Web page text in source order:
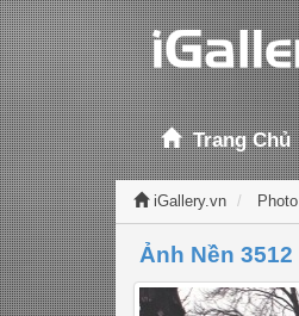
Trang Chủ
iGallery.vn Photo
Ảnh Nền 3512